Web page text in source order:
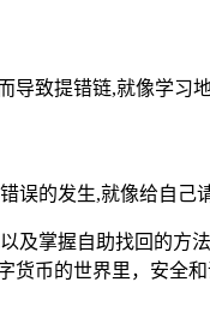
致提错链,就像学习
的发生,就像给自己
掌握自助找回的方
币的世界里，安全